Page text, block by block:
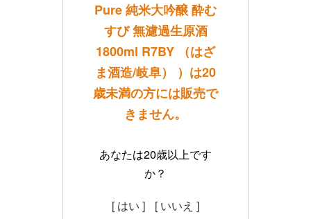
Pure 純米大吟醸 酔む
すび 無濾過生原酒
1800ml R7BY （はざ
ま酒造/岐阜） ）は20
歳未満の方には販売で
きません。
あなたは20歳以上です
か？
[ はい ] [ いいえ ]